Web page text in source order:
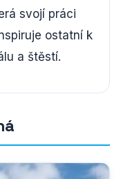
svojí práci
ostatní k
a štěstí.